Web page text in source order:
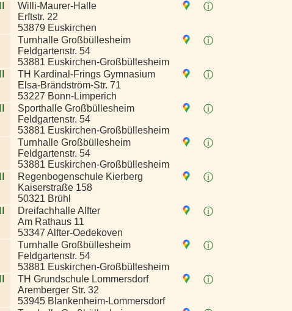
Willi-Maurer-Halle
Erftstr. 22
53879 Euskirchen
ⓘ
Turnhalle Großbüllesheim
Feldgartenstr. 54
53881 Euskirchen-Großbüllesheim
ⓘ
TH Kardinal-Frings Gymnasium
Elsa-Brändström-Str. 71
53227 Bonn-Limperich
ⓘ
Sporthalle Großbüllesheim
Feldgartenstr. 54
53881 Euskirchen-Großbüllesheim
ⓘ
Turnhalle Großbüllesheim
Feldgartenstr. 54
53881 Euskirchen-Großbüllesheim
ⓘ
Regenbogenschule Kierberg
Kaiserstraße 158
50321 Brühl
ⓘ
Dreifachhalle Alfter
Am Rathaus 11
53347 Alfter-Oedekoven
ⓘ
Turnhalle Großbüllesheim
Feldgartenstr. 54
53881 Euskirchen-Großbüllesheim
ⓘ
TH Grundschule Lommersdorf
Aremberger Str. 32
53945 Blankenheim-Lommersdorf
ⓘ